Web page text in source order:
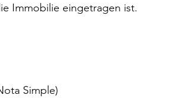
Immobilie eingetragen ist.
Simple)